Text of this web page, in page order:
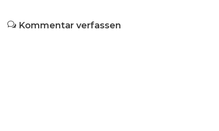
Kommentar verfassen